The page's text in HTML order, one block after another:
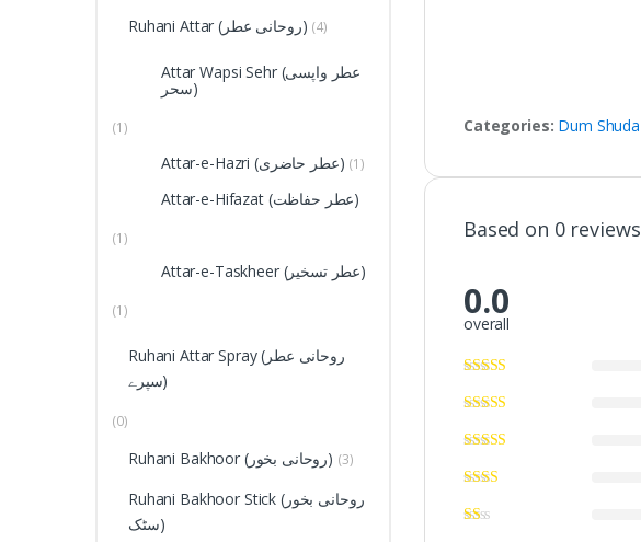
Categories:
Based on 0 reviews
0.0
overall
Ruhani Attar (روحانی عطر) (4)
Attar Wapsi Sehr (عطر واپسی
سحر)
(1)
Attar-e-Hazri (عطر حاضری) (1)
Attar-e-Hifazat (عطر حفاظت)
(1)
Attar-e-Taskheer (عطر تسخیر)
(1)
Ruhani Attar Spray (روحانی عطر
سپرے)
(0)
Ruhani Bakhoor (روحانی بخور) (3)
Ruhani Bakhoor Stick (روحانی بخور
سٹک)